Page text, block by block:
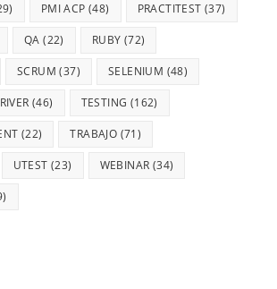
PMI ACP (48) PRACTITEST (37)
QA (22) RUBY (72)
SCRUM (37) SELENIUM (48)
(46) TESTING (162)
(22) TRABAJO (71)
UTEST (23) WEBINAR (34)